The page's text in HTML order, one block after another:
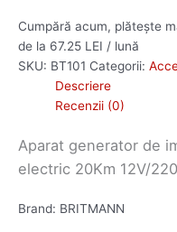
Cumpără acum, plătește
de la 67.25 LEI / lună
SKU: BT101 Categorii:
Descriere
Recenzii (0)
Aparat generator de
electric 20Km 12V/
Brand: BRITMANN